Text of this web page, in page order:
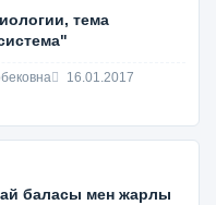
тема
16.01.2017
баласы мен жарлы